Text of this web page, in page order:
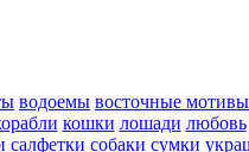
водоемы восточные мотивы
кошки лошади любовь
салфетки собаки сумки